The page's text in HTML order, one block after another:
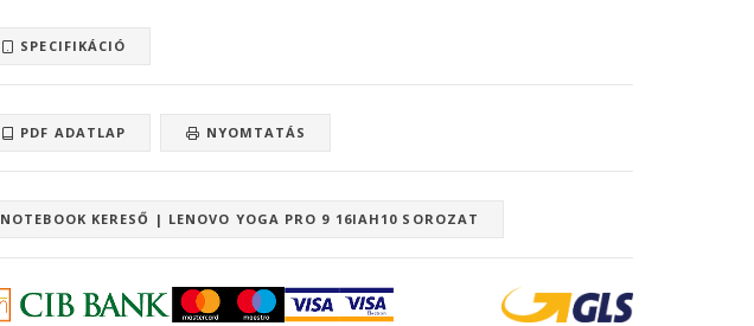
SPECIFIKÁCIÓ
PDF ADATLAP NYOMTATÁS
NOTEBOOK KERESŐ | LENOVO YOGA PRO 9 16IAH10 SOROZAT